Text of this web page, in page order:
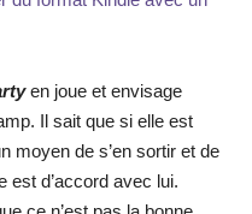
en joue et envisage
Il sait que si elle est
moyen de s’en sortir et de
est d’accord avec lui.